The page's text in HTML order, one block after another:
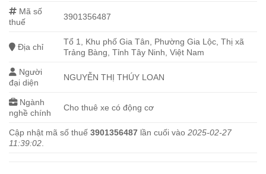
Mã số
thuế
3901356487
Địa chỉ
Tổ 1, Khu phố Gia Tân, Phường Gia Lộc, Thị xã
Trảng Bàng, Tỉnh Tây Ninh, Việt Nam
Người
đại diện
NGUYỄN THỊ THÚY LOAN
Ngành
nghề chính
Cho thuê xe có động cơ
Cập nhật mã số thuế 3901356487 lần cuối vào 2025-02-27
11:39:02